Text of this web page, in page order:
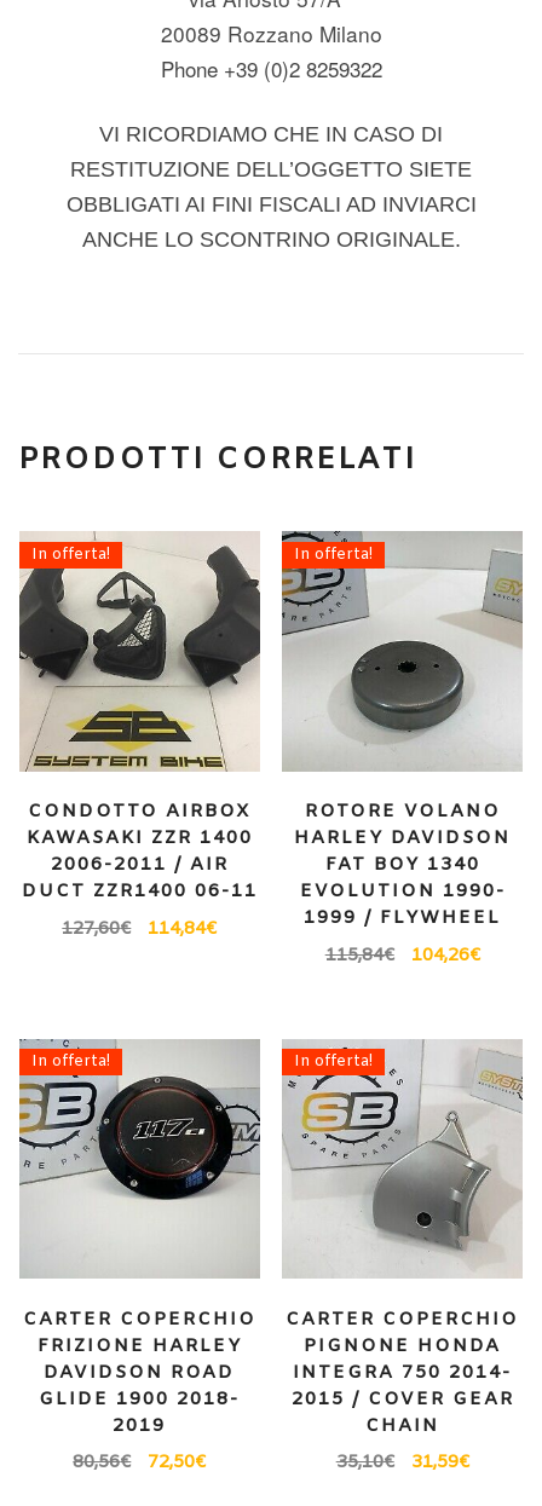
20089 Rozzano Milano
Phone +39 (0)2 8259322
VI RICORDIAMO CHE IN CASO DI
RESTITUZIONE DELL’OGGETTO SIETE
OBBLIGATI AI FINI FISCALI AD INVIARCI
ANCHE LO SCONTRINO ORIGINALE.
PRODOTTI CORRELATI
In offerta!
CONDOTTO AIRBOX
KAWASAKI ZZR 1400
2006-2011 / AIR
DUCT ZZR1400 06-11
127,60€ 114,84€
In offerta!
ROTORE VOLANO
HARLEY DAVIDSON
FAT BOY 1340
EVOLUTION 1990-
1999 / FLYWHEEL
115,84€ 104,26€
In offerta!
CARTER COPERCHIO
FRIZIONE HARLEY
DAVIDSON ROAD
GLIDE 1900 2018-
2019
80,56€ 72,50€
In offerta!
CARTER COPERCHIO
PIGNONE HONDA
INTEGRA 750 2014-
2015 / COVER GEAR
CHAIN
35,10€ 31,59€